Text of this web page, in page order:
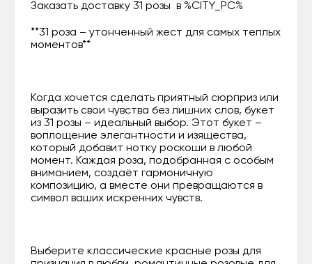
Заказать доставку 31 розы в %CITY_PC%
**31 роза – утонченный жест для самых теплых
моментов**
Когда хочется сделать приятный сюрприз или
выразить свои чувства без лишних слов, букет
из 31 розы – идеальный выбор. Этот букет –
воплощение элегантности и изящества,
который добавит нотку роскоши в любой
момент. Каждая роза, подобранная с особым
вниманием, создаёт гармоничную
композицию, а вместе они превращаются в
символ ваших искренних чувств.
Выберите классические красные розы для